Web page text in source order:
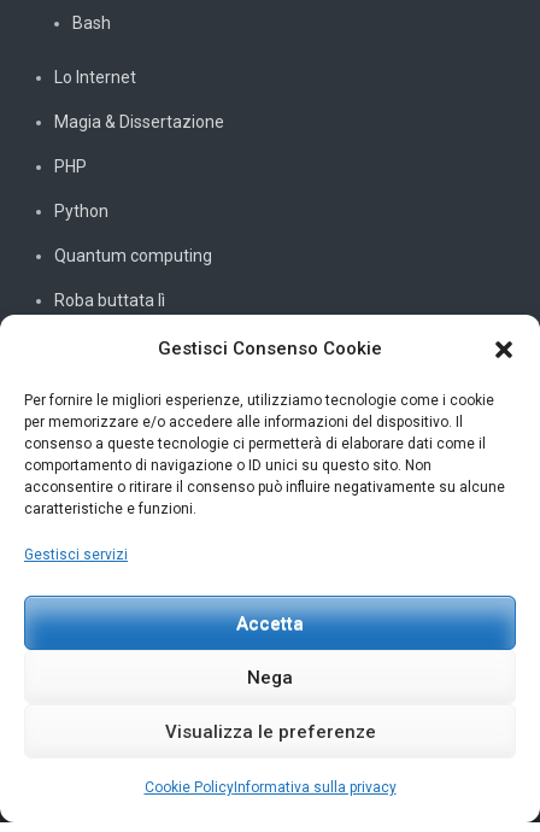
Gestisci Consenso Cookie
Per fornire le migliori esperienze, utilizziamo tecnologie come i cookie
per memorizzare e/o accedere alle informazioni del dispositivo. Il
consenso a queste tecnologie ci permetterà di elaborare dati come il
comportamento di navigazione o ID unici su questo sito. Non
acconsentire o ritirare il consenso può influire negativamente su alcune
caratteristiche e funzioni.
Gestisci servizi
Accetta
Nega
Visualizza le preferenze
Cookie PolicyInformativa sulla privacy
Bash
Lo Internet
Magia & Dissertazione
PHP
Python
Quantum computing
Roba buttata lì
SQL
Windowssiamo
C#
INFORMAZIONI UTILI